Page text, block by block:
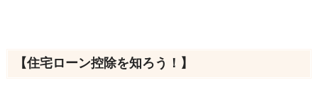
【住宅ローン控除を知ろう！】